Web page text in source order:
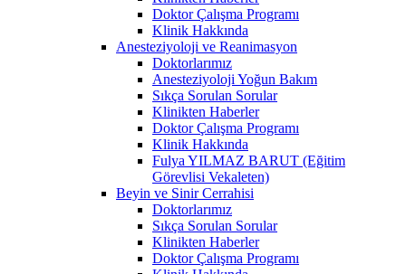
Doktor Çalışma Programı
Klinik Hakkında
Anesteziyoloji ve Reanimasyon
Doktorlarımız
Anesteziyoloji Yoğun Bakım
Sıkça Sorulan Sorular
Klinikten Haberler
Doktor Çalışma Programı
Klinik Hakkında
Fulya YILMAZ BARUT (Eğitim
Görevlisi Vekaleten)
Beyin ve Sinir Cerrahisi
Doktorlarımız
Sıkça Sorulan Sorular
Klinikten Haberler
Doktor Çalışma Programı